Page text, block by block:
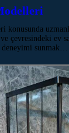
konusunda
ve çevresindeki ev
sunmak…